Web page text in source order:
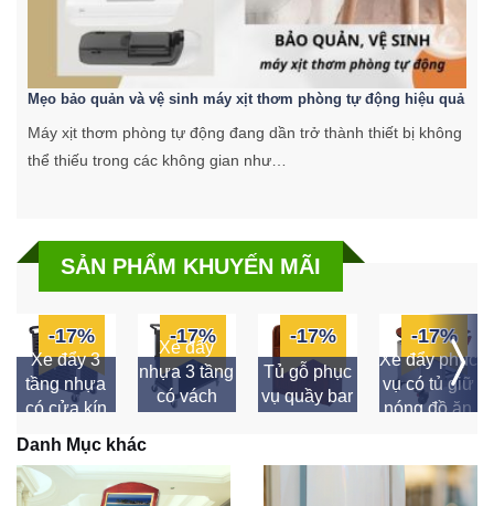
Mẹo bảo quản và vệ sinh máy xịt thơm phòng tự động hiệu quả
Máy xịt thơm phòng tự động đang dần trở thành thiết bị không
thể thiếu trong các không gian như…
SẢN PHẨM KHUYẾN MÃI
-17%
Xe đẩy 3
tầng nhựa
có cửa kín
-17%
Xe đẩy
nhựa 3 tầng
có vách
-17%
Tủ gỗ phục
vụ quầy bar
-17%
Xe đẩy phục
vụ có tủ giữ
nóng đồ ăn
Danh Mục khác